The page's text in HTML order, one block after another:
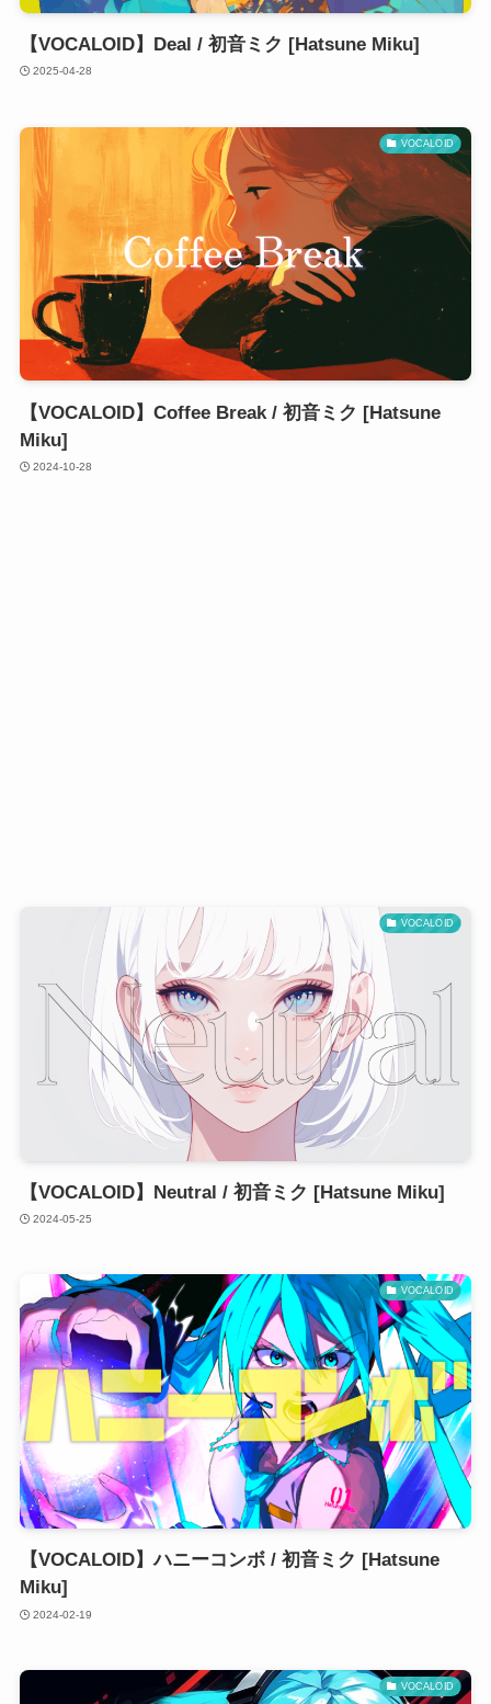
【VOCALOID】Deal / 初音ミク [Hatsune Miku]
2025-04-28
VOCALOID
【VOCALOID】Coffee Break / 初音ミク [Hatsune
Miku]
2024-10-28
VOCALOID
【VOCALOID】Neutral / 初音ミク [Hatsune Miku]
2024-05-25
VOCALOID
【VOCALOID】ハニーコンボ / 初音ミク [Hatsune
Miku]
2024-02-19
VOCALOID